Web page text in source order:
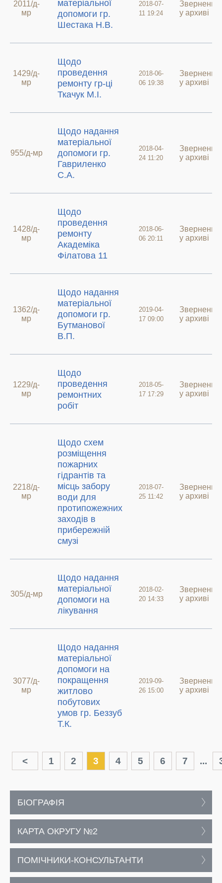
2011/д-
мр
матеріальної
допомоги гр.
Шестака Н.В.
2018-07-
11 19:24
Звернення
у архиві
1429/д-
мр
Щодо
проведення
ремонту гр-ці
Ткачук М.І.
2018-06-
06 19:38
Звернення
у архиві
955/д-мр
Щодо надання
матеріальної
допомоги гр.
Гавриленко
С.А.
2018-04-
24 11:20
Звернення
у архиві
1428/д-
мр
Щодо
проведення
ремонту
Академіка
Філатова 11
2018-06-
06 20:11
Звернення
у архиві
1362/д-
мр
Щодо надання
матеріальної
допомоги гр.
Бутманової
В.П.
2019-04-
17 09:00
Звернення
у архиві
1229/д-
мр
Щодо
проведення
ремонтних
робіт
2018-05-
17 17:29
Звернення
у архиві
2218/д-
мр
Щодо схем
розміщення
пожарних
гідрантів та
місць забору
води для
протипожежних
заходів в
прибережній
смузі
2018-07-
25 11:42
Звернення
у архиві
305/д-мр
Щодо надання
матеріальної
допомоги на
лікування
2018-02-
20 14:33
Звернення
у архиві
3077/д-
мр
Щодо надання
матеріальної
допомоги на
покращення
житлово
побутових
умов гр. Беззуб
Т.К.
2019-09-
26 15:00
Звернення
у архиві
< 1 2 3 4 5 6 7 ...
БІОГРАФІЯ
КАРТА ОКРУГУ №2
ПОМІЧНИКИ-КОНСУЛЬТАНТИ